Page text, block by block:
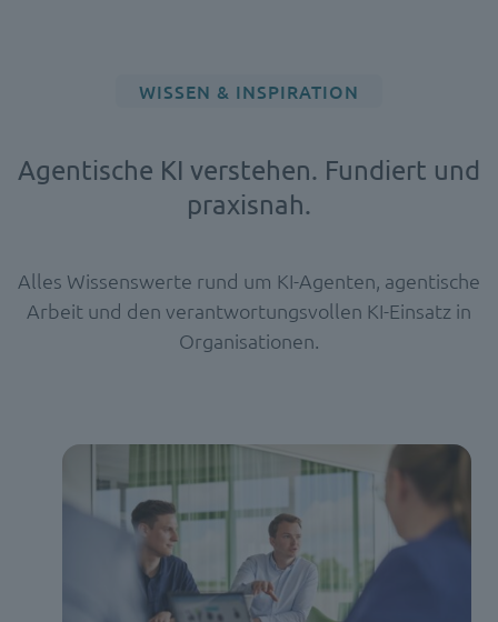
WISSEN & INSPIRATION
Agentische KI verstehen. Fundiert und
praxisnah.
Alles Wissenswerte rund um KI-Agenten, agentische
Arbeit und den verantwortungsvollen KI-Einsatz in
Organisationen.